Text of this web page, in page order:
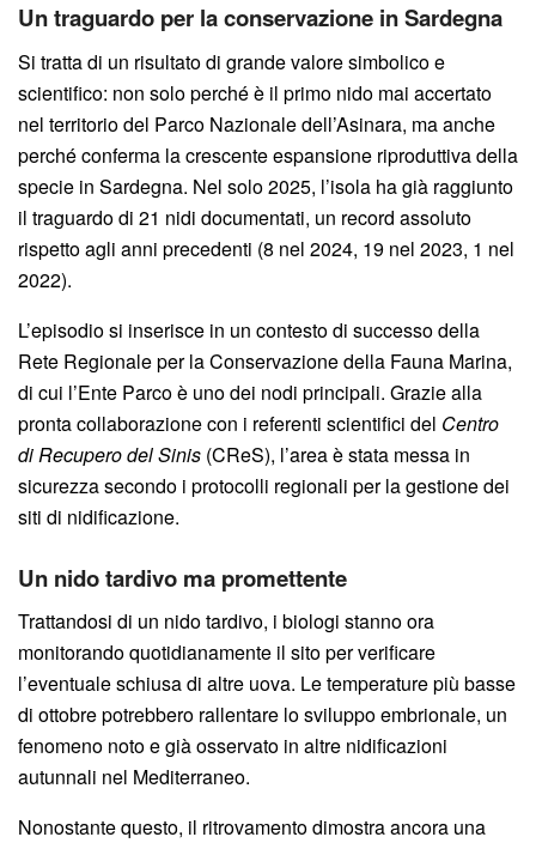
Un traguardo per la conservazione in Sardegna
Si tratta di un risultato di grande valore simbolico e
scientifico: non solo perché è il primo nido mai accertato
nel territorio del Parco Nazionale dell’Asinara, ma anche
perché conferma la crescente espansione riproduttiva della
specie in Sardegna. Nel solo 2025, l’isola ha già raggiunto
il traguardo di 21 nidi documentati, un record assoluto
rispetto agli anni precedenti (8 nel 2024, 19 nel 2023, 1 nel
2022).
L’episodio si inserisce in un contesto di successo della
Rete Regionale per la Conservazione della Fauna Marina,
di cui l’Ente Parco è uno dei nodi principali. Grazie alla
pronta collaborazione con i referenti scientifici del Centro
di Recupero del Sinis (CReS), l’area è stata messa in
sicurezza secondo i protocolli regionali per la gestione dei
siti di nidificazione.
Un nido tardivo ma promettente
Trattandosi di un nido tardivo, i biologi stanno ora
monitorando quotidianamente il sito per verificare
l’eventuale schiusa di altre uova. Le temperature più basse
di ottobre potrebbero rallentare lo sviluppo embrionale, un
fenomeno noto e già osservato in altre nidificazioni
autunnali nel Mediterraneo.
Nonostante questo, il ritrovamento dimostra ancora una